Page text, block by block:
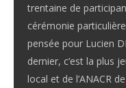
trentaine de
cérémonie
pensée pour Lucien
dernier, c’est la plus
local et de l’ANACR